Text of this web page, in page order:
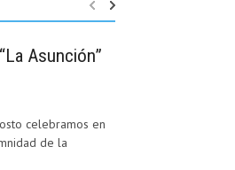
Asunción”
celebramos en
de la